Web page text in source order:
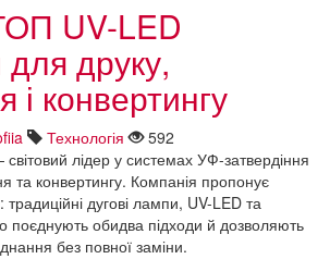
UV-LED
для друку,
і конвертингу
Технологія
592
лідер у системах УФ-затвердіння
та конвертингу. Компанія пропонує
традиційні дугові лампи, UV-LED та
поєднують обидва підходи й дозволяють
без повної заміни.